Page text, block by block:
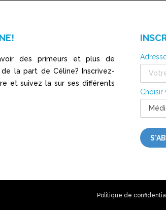
des primeurs et plus de
la part de Céline? Inscrivez-
et suivez la sur ses différents
Choisir
Politique de